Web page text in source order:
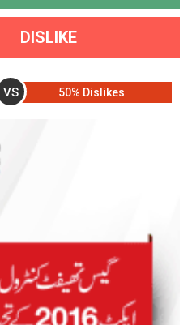
DISLIKE
VS 50% Dislikes